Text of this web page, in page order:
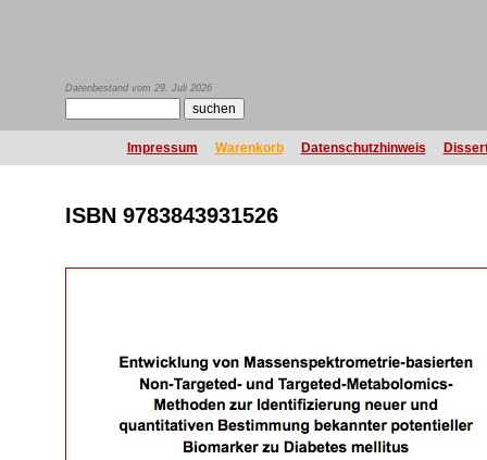
Datenbestand vom 29. Juli 2026
Impressum Warenkorb Datenschutzhinweis
ISBN 9783843931526